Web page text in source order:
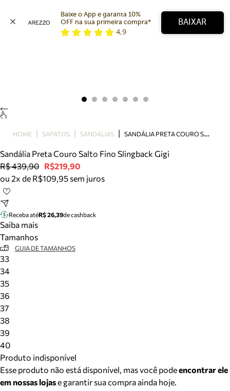
Bolsa
Tamanco
Tênis
Mule
Tire dúvidas sobre pedidos, devoluções e mais.
Meus pedidos
Acompanhe seus pedidos e solicite devoluções.
Baixe o App e garanta 10%
OFF na sua primeira compra*
4,9
BAIXAR
HOME SAPATOS SANDÁLIAS S
ANDÁLIA PRETA COURO SALTO FINO SLINGBACK GIGI
Sandália Preta Couro Salto Fino Slingback Gigi
R$ 439,90 R$219,90
ou 2x de R$109,95 sem juros
Receba atéR$ 26,39de cashback
Saiba mais
Tamanhos
GUIA DE TAMANHOS
33
34
35
36
37
38
39
40
Produto indisponível
Esse produto não está disponível, mas você podeencontrar ele
em nossas lojase garantir sua compra ainda hoje.